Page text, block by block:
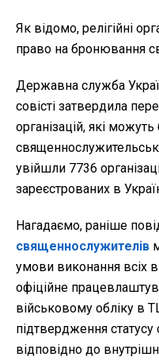
Як відомо, релігійні
право на бронювання
Державна служба
совісті затвердила
організацій, які
увійшли 7736
зареєстрованих в
Нагадаємо, раніше
священнослужителів
умови виконання всіх
офіційне
військовому обліку в
підтвердження
відповідно до